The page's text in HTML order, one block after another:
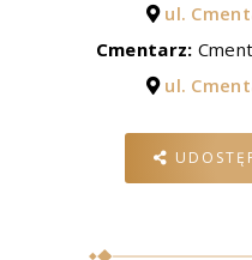
ul.
Cmentarz:
ul.